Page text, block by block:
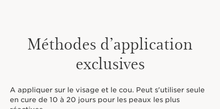
Méthodes d’application
exclusives
A appliquer sur le visage et le cou. Peut s'utiliser seule
en cure de 10 à 20 jours pour les peaux les plus